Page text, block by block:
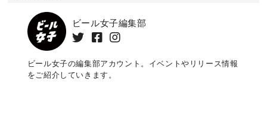
ビール女子編集部
ビール女子の編集部アカウント。イベントやリリース情報
をご紹介していきます。